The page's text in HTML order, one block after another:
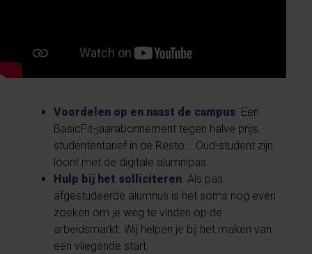
Voordelen op en naast de campus. Een
BasicFit-jaarabonnement tegen halve prijs,
studententarief in de Resto... Oud-student zijn
loont met de digitale alumnipas.
Hulp bij het solliciteren. Als pas
afgestudeerde alumnus is het soms nog even
zoeken om je weg te vinden op de
arbeidsmarkt. Wij helpen je bij het maken van
een vliegende start.